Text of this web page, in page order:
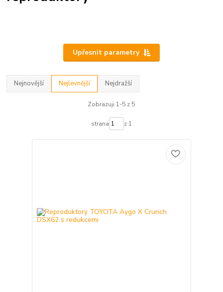
Upřesnit parametry
Nejnovější Nejlevnější Nejdražší
Zobrazuji 1-5 z 5
strana z 1